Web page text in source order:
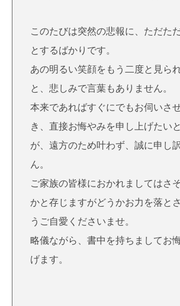
このたびは突然の悲報に、ただた
とするばかりです。
あの明るい笑顔をもう二度と見ら
と、悲しみで言葉もありません。
本来であればすぐにでもお伺いさ
き、直接お悔やみを申し上げたい
が、遠方のため叶わず、誠に申し
ん。
ご家族の皆様におかれましてはさ
かと存じますがどうかお力を落と
うご自愛くださいませ。
略儀ながら、書中を持ちましてお
げます。